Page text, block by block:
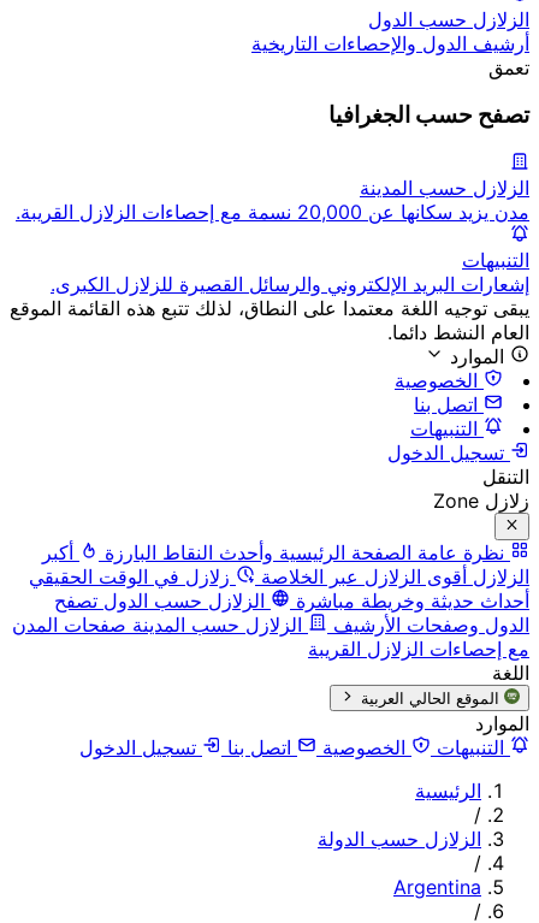
الزلازل حسب الدول
أرشيف الدول والإحصاءات التاريخية
تعمق
تصفح حسب الجغرافيا
الزلازل حسب المدينة
مدن يزيد سكانها عن 20,000 نسمة مع إحصاءات الزلازل القريبة.
التنبيهات
إشعارات البريد الإلكتروني والرسائل القصيرة للزلازل الكبرى.
يبقى توجيه اللغة معتمدا على النطاق، لذلك تتبع هذه القائمة الموقع
العام النشط دائما.
الموارد
الخصوصية
اتصل بنا
التنبيهات
تسجيل الدخول
التنقل
زلازل Zone
نظرة عامة الصفحة الرئيسية وأحدث النقاط البارزة
أكبر
الزلازل أقوى الزلازل عبر الخلاصة
زلازل في الوقت الحقيقي
أحداث حديثة وخريطة مباشرة
الزلازل حسب الدول تصفح
الدول وصفحات الأرشيف
الزلازل حسب المدينة صفحات المدن
مع إحصاءات الزلازل القريبة
اللغة
الموقع الحالي العربية
الموارد
التنبيهات
الخصوصية اتصل بنا
تسجيل الدخول
الرئيسية
/
الزلازل حسب الدولة
/
Argentina
/